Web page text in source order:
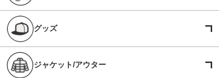
グッズ
ジャケット/アウター